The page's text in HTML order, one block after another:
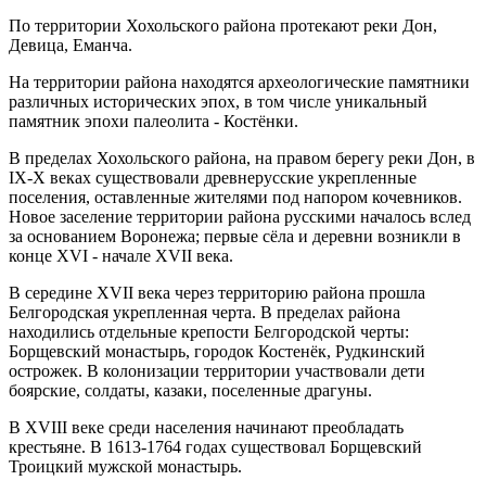
По территории Хохольского района протекают реки Дон,
Девица, Еманча.
На территории района находятся археологические памятники
различных исторических эпох, в том числе уникальный
памятник эпохи палеолита - Костёнки.
В пределах Хохольского района, на правом берегу реки Дон, в
IX-X веках существовали древнерусские укрепленные
поселения, оставленные жителями под напором кочевников.
Новое заселение территории района русскими началось вслед
за основанием Воронежа; первые сёла и деревни возникли в
конце XVI - начале XVII века.
В середине XVII века через территорию района прошла
Белгородская укрепленная черта. В пределах района
находились отдельные крепости Белгородской черты:
Борщевский монастырь, городок Костенёк, Рудкинский
острожек. В колонизации территории участвовали дети
боярские, солдаты, казаки, поселенные драгуны.
В XVIII веке среди населения начинают преобладать
крестьяне. В 1613-1764 годах существовал Борщевский
Троицкий мужской монастырь.